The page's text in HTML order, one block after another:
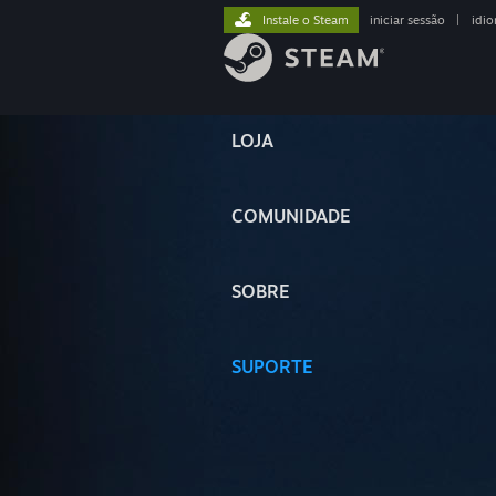
LOJA
COMUNIDADE
SOBRE
SUPORTE
Instale o Steam iniciar sessão